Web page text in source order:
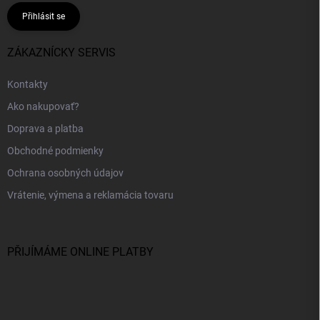
Přihlásit se
ZÁKAZNÍCKY SERVIS
Kontakty
Ako nakupovať?
Doprava a platba
Obchodné podmienky
Ochrana osobných údajov
Vrátenie, výmena a reklamácia tovaru
PŘIJÍMÁME ONLINE PLATBY